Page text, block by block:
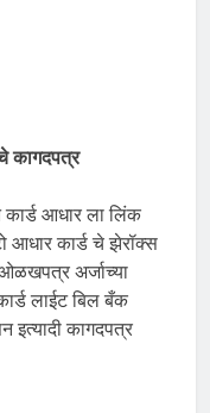
कागदपत्र
आधार ला लिंक
आधार कार्ड चे झेरॉक्स
अर्जाच्या
लाईट बिल बँक
इत्यादी कागदपत्र